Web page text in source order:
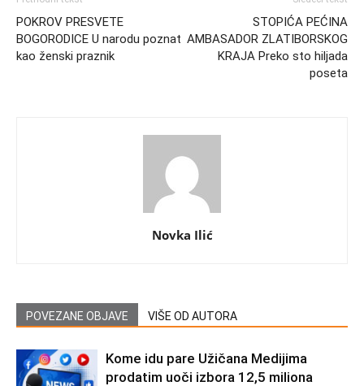
POKROV PRESVETE
BOGORODICE U narodu poznat
kao ženski praznik
STOPIĆA PEĆINA
AMBASADOR ZLATIBORSKOG
KRAJA Preko sto hiljada
poseta
Novka Ilić
POVEZANE OBJAVE VIŠE OD AUTORA
Kome idu pare Užičana Medijima
prodatim uoči izbora 12,5 miliona